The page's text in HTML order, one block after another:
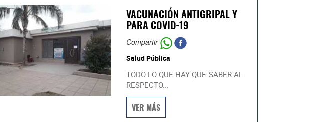
VACUNACIÓN ANTIGRIPAL Y
PARA COVID-19
Compartir
Salud Pública
TODO LO QUE HAY QUE SABER AL
RESPECTO...
VER MÁS